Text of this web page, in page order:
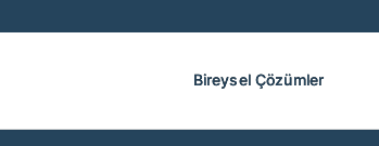
Bireysel Çözümler